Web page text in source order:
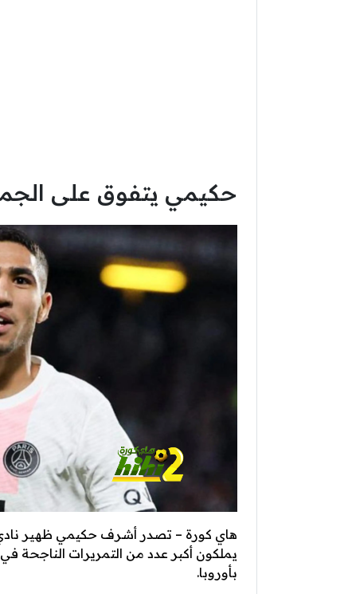
حكيمي يتفوق على
هاي كورة – تصدر أشرف حكيمي ظهير نادي
يملكون أكبر عدد من التمريرات الناجحة
بأوروبا.